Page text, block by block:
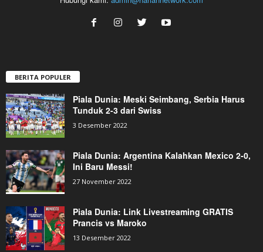
BERITA POPULER
Piala Dunia: Meski Seimbang, Serbia Harus
Tunduk 2-3 dari Swiss
3 Desember 2022
Piala Dunia: Argentina Kalahkan Mexico 2-0,
Ini Baru Messi!
27 November 2022
Piala Dunia: Link Livestreaming GRATIS
Prancis vs Maroko
13 Desember 2022